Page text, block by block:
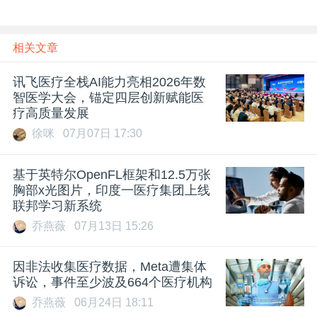
相关文章
讯飞医疗全栈AI能力亮相2026年数
智医学大会，锚定四层创新赋能医
疗高质量发展
徐咪 07月07日 17:30
基于英特尔OpenFL框架和12.5万张
胸部x光图片，印度一医疗集团上线
联邦学习新系统
乔燕薇 07月13日 15:26
因非法收集医疗数据，Meta遭集体
诉讼，事件至少波及664个医疗机构
乔燕薇 06月24日 18:11